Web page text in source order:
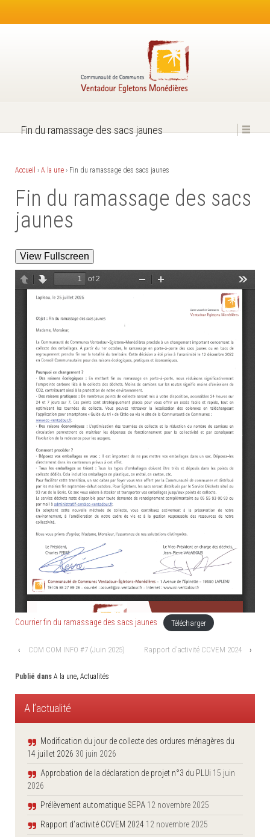
Fin du ramassage des sacs jaunes
Accueil › A la une › Fin du ramassage des sacs jaunes
Fin du ramassage des sacs
jaunes
View Fullscreen
Courrier fin du ramassage des sacs jaunes Télécharger
‹ COM COM INFO #7 (Juin 2025) Rapport d’activité CCVEM 2024 ›
Publié dans A la une, Actualités
A l’actualité
Modification du jour de collecte des ordures ménagères du
14 juillet 2026 30 juin 2026
Approbation de la déclaration de projet n°3 du PLUi 15 juin
2026
Prélèvement automatique SEPA 12 novembre 2025
Rapport d’activité CCVEM 2024 12 novembre 2025